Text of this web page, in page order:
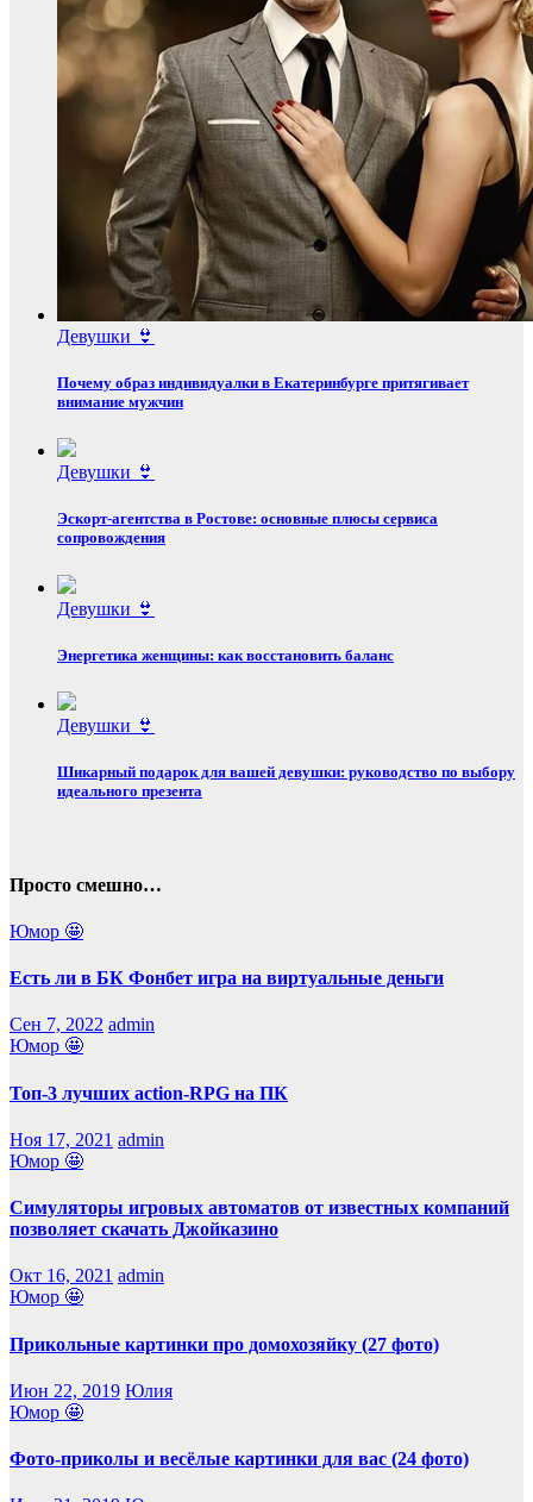
Девушки 👙
Почему образ индивидуалки в Екатеринбурге притягивает
внимание мужчин
Девушки 👙
Эскорт‑агентства в Ростове: основные плюсы сервиса
сопровождения
Девушки 👙
Энергетика женщины: как восстановить баланс
Девушки 👙
Шикарный подарок для вашей девушки: руководство по выбору
идеального презента
Просто смешно…
Юмор 🤩
Есть ли в БК Фонбет игра на виртуальные деньги
Сен 7, 2022 admin
Юмор 🤩
Топ-3 лучших action-RPG на ПК
Ноя 17, 2021 admin
Юмор 🤩
Симуляторы игровых автоматов от известных компаний
позволяет скачать Джойказино
Окт 16, 2021 admin
Юмор 🤩
Прикольные картинки про домохозяйку (27 фото)
Июн 22, 2019 Юлия
Юмор 🤩
Фото-приколы и весёлые картинки для вас (24 фото)